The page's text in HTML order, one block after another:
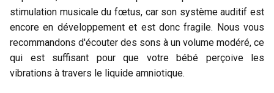
stimulation musicale du fœtus, car son système auditif est
encore en développement et est donc fragile. Nous vous
recommandons d'écouter des sons à un volume modéré, ce
qui est suffisant pour que votre bébé perçoive les
vibrations à travers le liquide amniotique.